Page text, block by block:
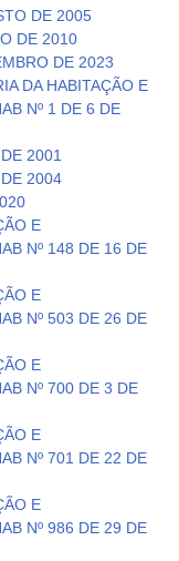
DE 2005
DE 2010
DE 2023
DA HABITAÇÃO E
Nº 1 DE 6 DE
2001
2004
E
Nº 148 DE 16 DE
E
Nº 503 DE 26 DE
E
Nº 700 DE 3 DE
E
Nº 701 DE 22 DE
E
Nº 986 DE 29 DE